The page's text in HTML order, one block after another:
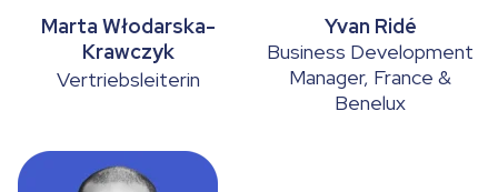
Marta Włodarska-
Krawczyk
Vertriebsleiterin
Yvan Ridé
Business Development
Manager, France &
Benelux